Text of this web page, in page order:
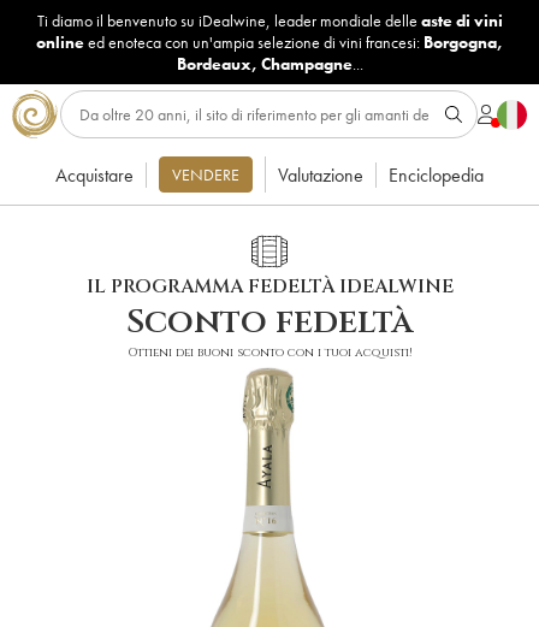
Ti diamo il benvenuto su iDealwine, leader mondiale delle aste di vini
onlineed enoteca con un'ampia selezione di vini francesi: Borgogna,
Bordeaux, Champagne...
Acquistare VENDERE Valutazione Enciclopedia
IL PROGRAMMA FEDELTÀ IDEALWINE
Sconto fedeltà
Ottieni dei buoni sconto con i tuoi acquisti!